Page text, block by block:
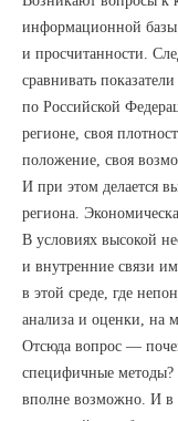
информационной
и просчитанности.
сравнивать
по Российской
регионе, своя
положение, своя
И при этом делается
региона.
В условиях высокой
и внутренние связи
в этой среде, где
анализа и оценки, на
Отсюда вопрос —
специфичные методы?
вполне возможно. И в